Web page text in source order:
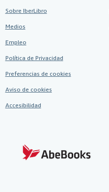
Sobre IberLibro
Medios
Empleo
Política de Privacidad
Preferencias de cookies
Aviso de cookies
Accesibilidad